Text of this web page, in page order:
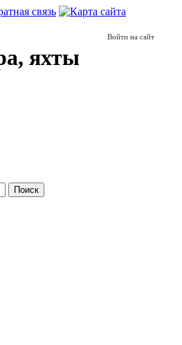
Войти на сайт
яхты
Поиск